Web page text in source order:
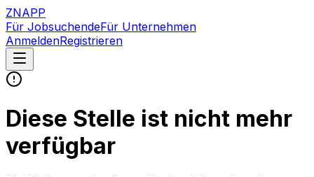
ZNAPP
Für JobsuchendeFür Unternehmen
AnmeldenRegistrieren
Diese Stelle ist nicht mehr
verfügbar